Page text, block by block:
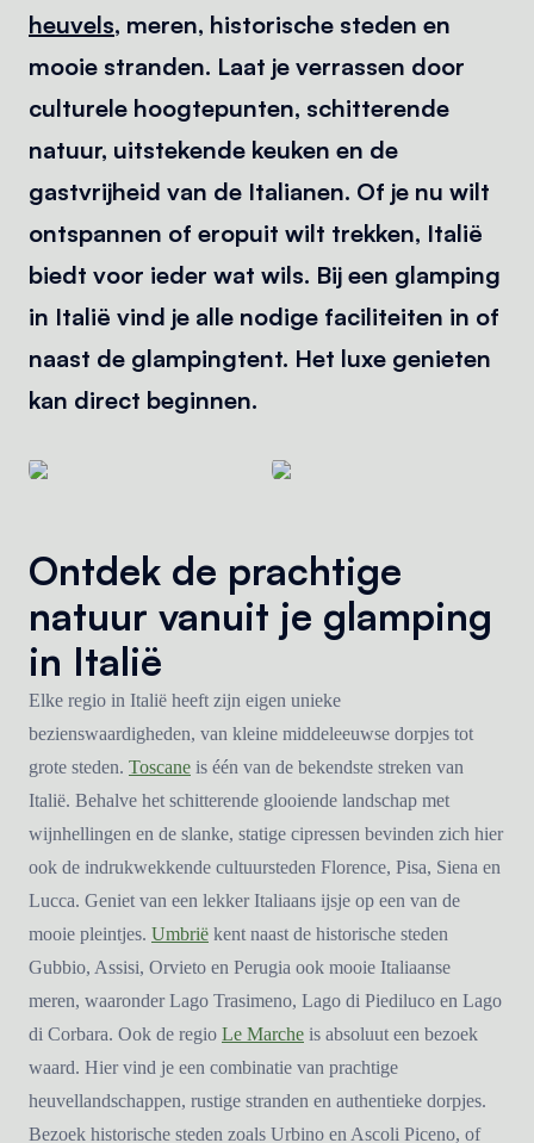
heuvels, meren, historische steden en
mooie stranden. Laat je verrassen door
culturele hoogtepunten, schitterende
natuur, uitstekende keuken en de
gastvrijheid van de Italianen. Of je nu wilt
ontspannen of eropuit wilt trekken, Italië
biedt voor ieder wat wils. Bij een glamping
in Italië vind je alle nodige faciliteiten in of
naast de glampingtent. Het luxe genieten
kan direct beginnen.
Ontdek de prachtige
natuur vanuit je glamping
in Italië
Elke regio in Italië heeft zijn eigen unieke
bezienswaardigheden, van kleine middeleeuwse dorpjes tot
grote steden. Toscane is één van de bekendste streken van
Italië. Behalve het schitterende glooiende landschap met
wijnhellingen en de slanke, statige cipressen bevinden zich hier
ook de indrukwekkende cultuursteden Florence, Pisa, Siena en
Lucca. Geniet van een lekker Italiaans ijsje op een van de
mooie pleintjes. Umbrië kent naast de historische steden
Gubbio, Assisi, Orvieto en Perugia ook mooie Italiaanse
meren, waaronder Lago Trasimeno, Lago di Piediluco en Lago
di Corbara. Ook de regio Le Marche is absoluut een bezoek
waard. Hier vind je een combinatie van prachtige
heuvellandschappen, rustige stranden en authentieke dorpjes.
Bezoek historische steden zoals Urbino en Ascoli Piceno, of